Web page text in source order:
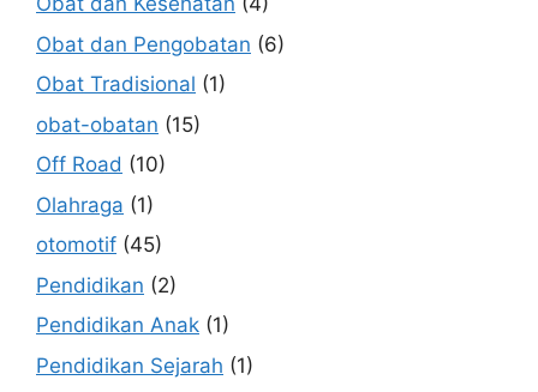
Obat dan Pengobatan (6)
Obat Tradisional (1)
obat-obatan (15)
Off Road (10)
Olahraga (1)
otomotif (45)
Pendidikan (2)
Pendidikan Anak (1)
Pendidikan Sejarah (1)